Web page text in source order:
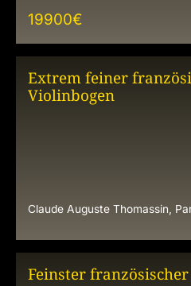
19900€
Extrem feiner
Violinbogen
Claude Auguste Thomassin,
Feinster